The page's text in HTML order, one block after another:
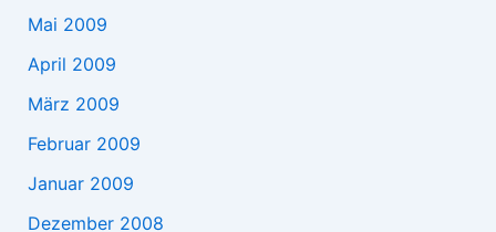
Mai 2009
April 2009
März 2009
Februar 2009
Januar 2009
Dezember 2008